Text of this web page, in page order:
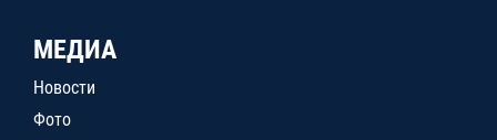
МЕДИА
Новости
Фото